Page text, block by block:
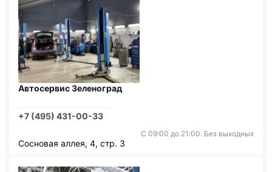
Автосервис Зеленоград
+7 (495) 431-00-33
С 09:00 до 21:00. Без выходных
Сосновая аллея, 4, стр. 3